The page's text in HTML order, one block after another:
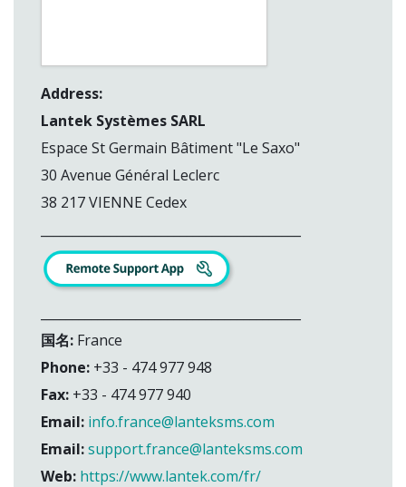
Address:
Lantek Systèmes SARL
Espace St Germain Bâtiment "Le Saxo"
30 Avenue Général Leclerc
38 217 VIENNE Cedex
国名: France
Phone: +33 - 474 977 948
Fax: +33 - 474 977 940
Email: info.france@lanteksms.com
Email:support.france@lanteksms.com
Web: https://www.lantek.com/fr/